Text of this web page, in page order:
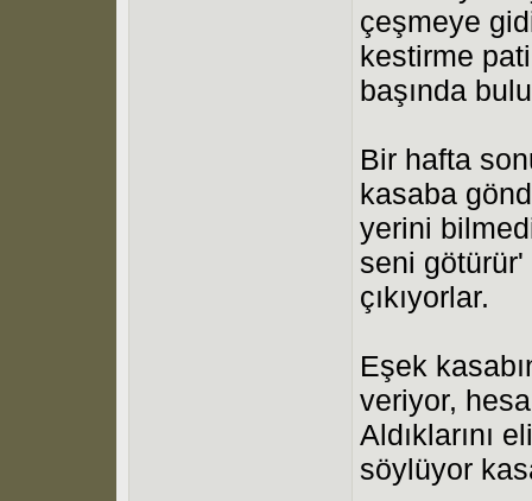
çeşmeye
kestirme
başında
Bir hafta
kasaba
yerini
seni
çıkıyorlar.
Eşek
veriyor,
Aldıklarını
söylüyor